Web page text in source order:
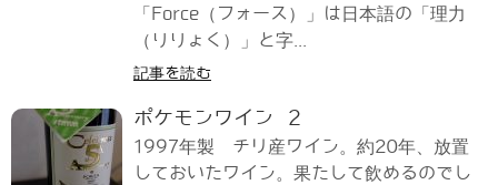
「Force（フォース）」は日本語の「理力
（りりょく）」と字...
記事を読む
ポケモンワイン 2
1997年製 チリ産ワイン。約20年、放置
しておいたワイン。果たして飲めるのでし